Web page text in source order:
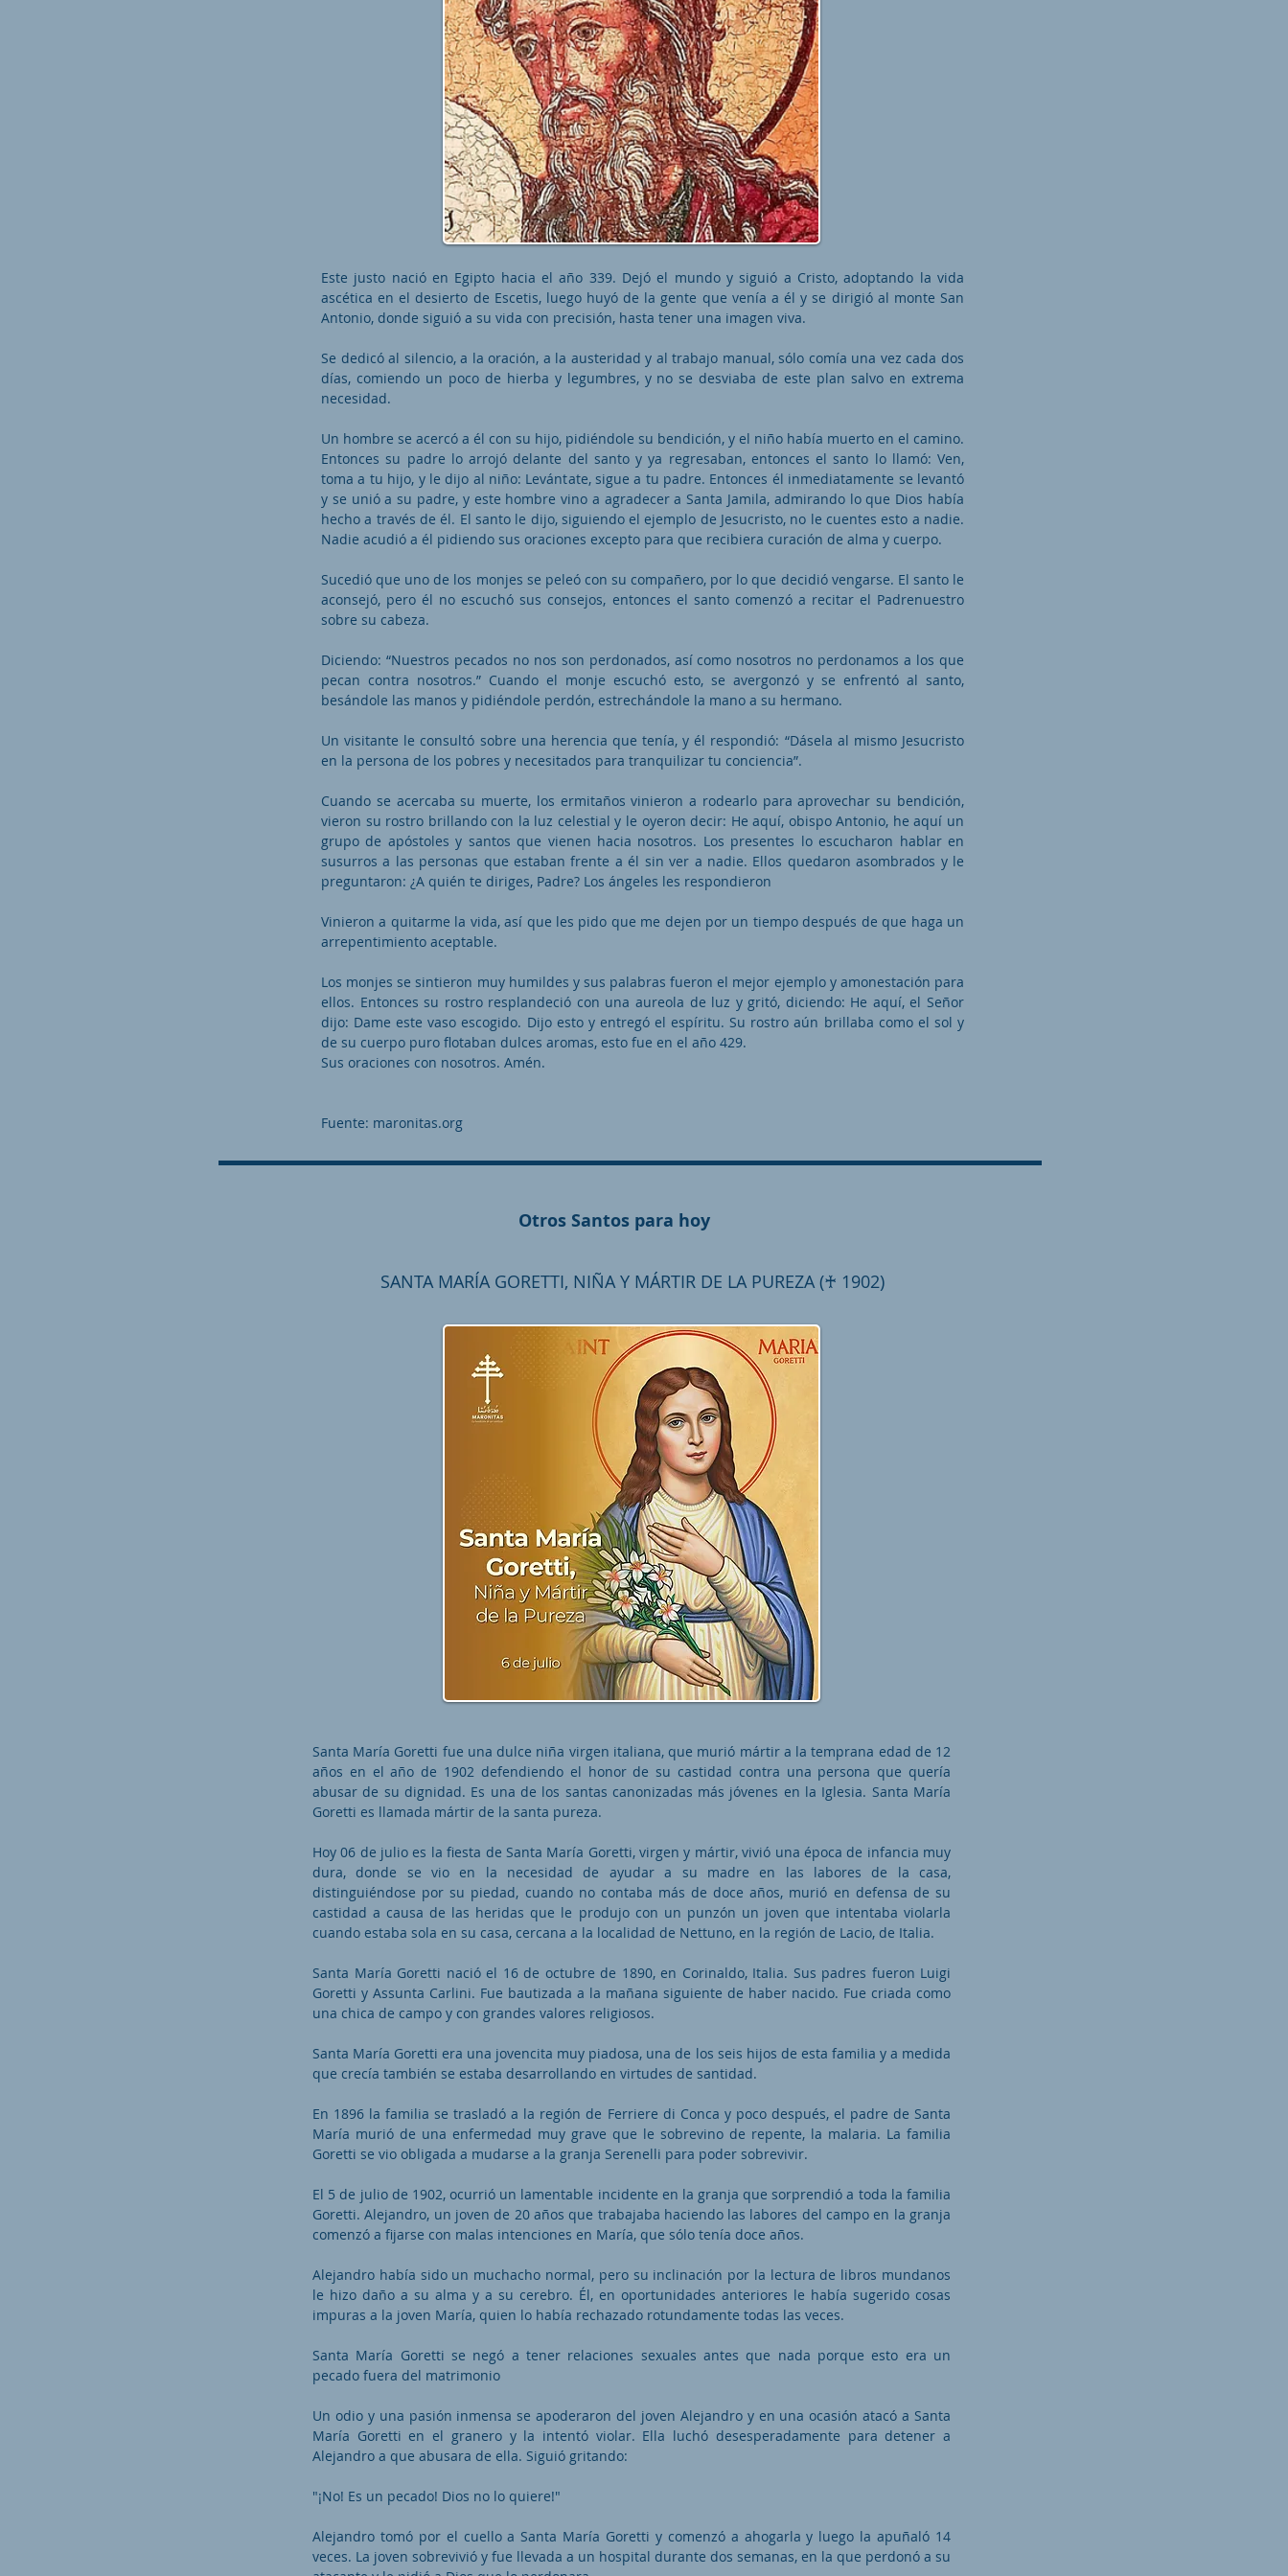
Este justo nació en Egipto hacia el año 339. Dejó el mundo y siguió a Cristo, adoptando la vida
ascética en el desierto de Escetis, luego huyó de la gente que venía a él y se dirigió al monte San
Antonio, donde siguió a su vida con precisión, hasta tener una imagen viva.
Se dedicó al silencio, a la oración, a la austeridad y al trabajo manual, sólo comía una vez cada dos
días, comiendo un poco de hierba y legumbres, y no se desviaba de este plan salvo en extrema
necesidad.
Un hombre se acercó a él con su hijo, pidiéndole su bendición, y el niño había muerto en el camino.
Entonces su padre lo arrojó delante del santo y ya regresaban, entonces el santo lo llamó: Ven,
toma a tu hijo, y le dijo al niño: Levántate, sigue a tu padre. Entonces él inmediatamente se levantó
y se unió a su padre, y este hombre vino a agradecer a Santa Jamila, admirando lo que Dios había
hecho a través de él. El santo le dijo, siguiendo el ejemplo de Jesucristo, no le cuentes esto a nadie.
Nadie acudió a él pidiendo sus oraciones excepto para que recibiera curación de alma y cuerpo.
Sucedió que uno de los monjes se peleó con su compañero, por lo que decidió vengarse. El santo le
aconsejó, pero él no escuchó sus consejos, entonces el santo comenzó a recitar el Padrenuestro
sobre su cabeza.
Diciendo: “Nuestros pecados no nos son perdonados, así como nosotros no perdonamos a los que
pecan contra nosotros.” Cuando el monje escuchó esto, se avergonzó y se enfrentó al santo,
besándole las manos y pidiéndole perdón, estrechándole la mano a su hermano.
Un visitante le consultó sobre una herencia que tenía, y él respondió: “Dásela al mismo Jesucristo
en la persona de los pobres y necesitados para tranquilizar tu conciencia”.
Cuando se acercaba su muerte, los ermitaños vinieron a rodearlo para aprovechar su bendición,
vieron su rostro brillando con la luz celestial y le oyeron decir: He aquí, obispo Antonio, he aquí un
grupo de apóstoles y santos que vienen hacia nosotros. Los presentes lo escucharon hablar en
susurros a las personas que estaban frente a él sin ver a nadie. Ellos quedaron asombrados y le
preguntaron: ¿A quién te diriges, Padre? Los ángeles les respondieron
Vinieron a quitarme la vida, así que les pido que me dejen por un tiempo después de que haga un
arrepentimiento aceptable.
Los monjes se sintieron muy humildes y sus palabras fueron el mejor ejemplo y amonestación para
ellos. Entonces su rostro resplandeció con una aureola de luz y gritó, diciendo: He aquí, el Señor
dijo: Dame este vaso escogido. Dijo esto y entregó el espíritu. Su rostro aún brillaba como el sol y
de su cuerpo puro flotaban dulces aromas, esto fue en el año 429.
Sus oraciones con nosotros. Amén.
Fuente: maronitas.org
Otros Santos para hoy
SANTA MARÍA GORETTI, NIÑA Y MÁRTIR DE LA PUREZA (♰ 1902)
Santa María Goretti fue una dulce niña virgen italiana, que murió mártir a la temprana edad de 12
años en el año de 1902 defendiendo el honor de su castidad contra una persona que quería
abusar de su dignidad. Es una de los santas canonizadas más jóvenes en la Iglesia. Santa María
Goretti es llamada mártir de la santa pureza.
Hoy 06 de julio es la fiesta de Santa María Goretti, virgen y mártir, vivió una época de infancia muy
dura, donde se vio en la necesidad de ayudar a su madre en las labores de la casa,
distinguiéndose por su piedad, cuando no contaba más de doce años, murió en defensa de su
castidad a causa de las heridas que le produjo con un punzón un joven que intentaba violarla
cuando estaba sola en su casa, cercana a la localidad de Nettuno, en la región de Lacio, de Italia.
Santa María Goretti nació el 16 de octubre de 1890, en Corinaldo, Italia. Sus padres fueron Luigi
Goretti y Assunta Carlini. Fue bautizada a la mañana siguiente de haber nacido. Fue criada como
una chica de campo y con grandes valores religiosos.
Santa María Goretti era una jovencita muy piadosa, una de los seis hijos de esta familia y a medida
que crecía también se estaba desarrollando en virtudes de santidad.
En 1896 la familia se trasladó a la región de Ferriere di Conca y poco después, el padre de Santa
María murió de una enfermedad muy grave que le sobrevino de repente, la malaria. La familia
Goretti se vio obligada a mudarse a la granja Serenelli para poder sobrevivir.
El 5 de julio de 1902, ocurrió un lamentable incidente en la granja que sorprendió a toda la familia
Goretti. Alejandro, un joven de 20 años que trabajaba haciendo las labores del campo en la granja
comenzó a fijarse con malas intenciones en María, que sólo tenía doce años.
Alejandro había sido un muchacho normal, pero su inclinación por la lectura de libros mundanos
le hizo daño a su alma y a su cerebro. Él, en oportunidades anteriores le había sugerido cosas
impuras a la joven María, quien lo había rechazado rotundamente todas las veces.
Santa María Goretti se negó a tener relaciones sexuales antes que nada porque esto era un
pecado fuera del matrimonio
Un odio y una pasión inmensa se apoderaron del joven Alejandro y en una ocasión atacó a Santa
María Goretti en el granero y la intentó violar. Ella luchó desesperadamente para detener a
Alejandro a que abusara de ella. Siguió gritando:
"¡No! Es un pecado! Dios no lo quiere!"
Alejandro tomó por el cuello a Santa María Goretti y comenzó a ahogarla y luego la apuñaló 14
veces. La joven sobrevivió y fue llevada a un hospital durante dos semanas, en la que perdonó a su